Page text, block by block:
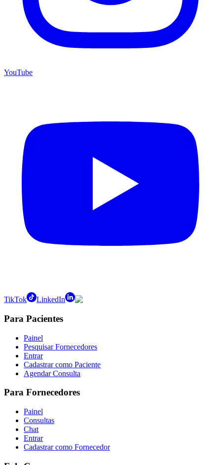
YouTube
TikTok LinkedIn
Para Pacientes
Painel
Pesquisar Fornecedores
Entrar
Cadastrar como Paciente
Agendar Consulta
Para Fornecedores
Painel
Consultas
Chat
Entrar
Cadastrar como Fornecedor